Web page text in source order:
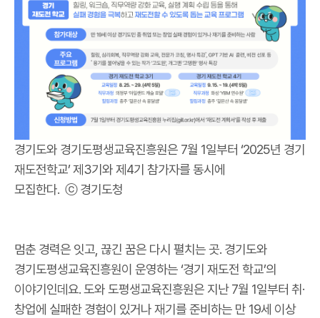
경기도와 경기도평생교육진흥원은 7월 1일부터 ‘2025년 경기
재도전학교’ 제3기와 제4기 참가자를 동시에
모집한다. ⓒ 경기도청
멈춘 경력은 잇고, 끊긴 꿈은 다시 펼치는 곳. 경기도와
경기도평생교육진흥원이 운영하는 ‘경기 재도전 학교’의
이야기인데요. 도와 도평생교육진흥원은 지난 7월 1일부터 취·
창업에 실패한 경험이 있거나 재기를 준비하는 만 19세 이상